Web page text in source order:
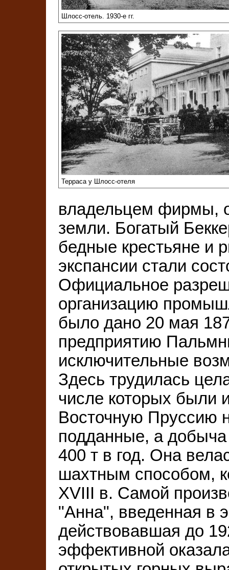
Шлосс-отель. 1930-е гг.
Терраса у Шлосс-отеля
владельцем фирмы,
земли. Богатый
бедные крестьяне и
экспансии стали
Официальное
организацию
было дано 20 мая
предприятию
исключительные
Здесь трудилась
числе которых были
Восточную Пруссию
подданные, а
400 т в год. Она
шахтным способом,
XVIII в. Самой
"Анна", введенная в
действовавшая до
эффективной